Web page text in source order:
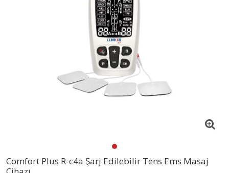
Comfort Plus R-c4a Şarj Edilebilir Tens Ems Masaj